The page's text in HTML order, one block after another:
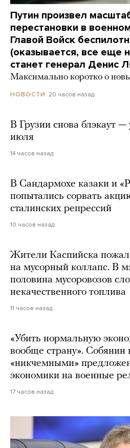
Путин произвел
перестановки в
Главой Войск
(оказывается, все еще
станет генерал Денис
Максимально коротко о
НОВОСТИ 20 часов назад
В Грузии снова блэкаут —
июля
14 часов назад
В Сандармохе казаки и
попытались сорвать
сталинских репрессий
10 часов назад
Жители Каспийска
на мусорный коллапс. В
половина мусоровозов
некачественного топлива
11 часов назад
«Убить нормальную
вообще страну». Собянин
«никчемными»
экономики на военные
17 часов назад